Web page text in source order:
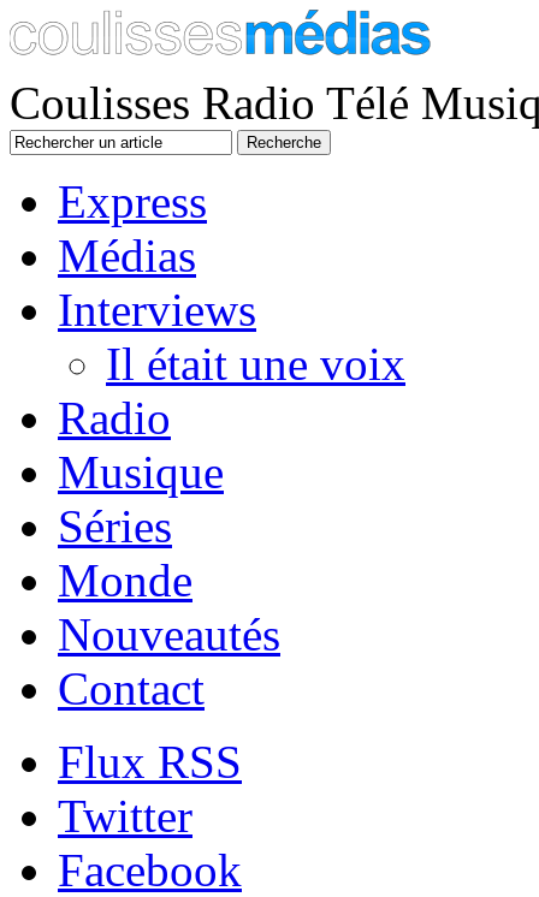
Coulisses Radio Télé
Express
Médias
Interviews
Il était une voix
Radio
Musique
Séries
Monde
Nouveautés
Contact
Flux RSS
Twitter
Facebook